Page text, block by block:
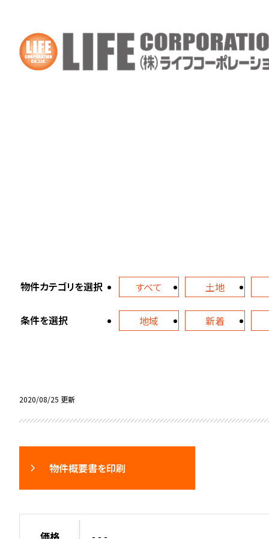
物件カテゴリを選択 すべて 土地
条件を選択 地域 新着
2020/08/25 更新
物件概要書を印刷
価格 - - -